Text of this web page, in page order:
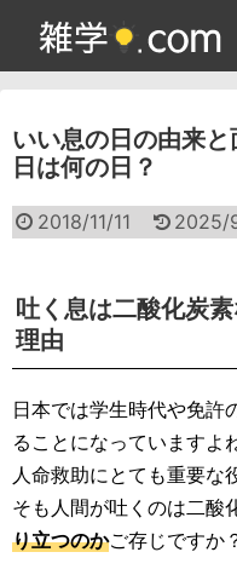
いい息の日の由来
日は何の日？
2018/11/11 2025/
吐く息は二酸化炭
理由
日本では学生時代や免許
ることになっていますよ
人命救助にとても重要な
そも人間が吐くのは二酸
り立つのかご存じですか
雑学クイズ問題集
面白い雑学
ためになる雑学
スポーツ雑学
食べ物雑学
動物雑学
歴史雑学